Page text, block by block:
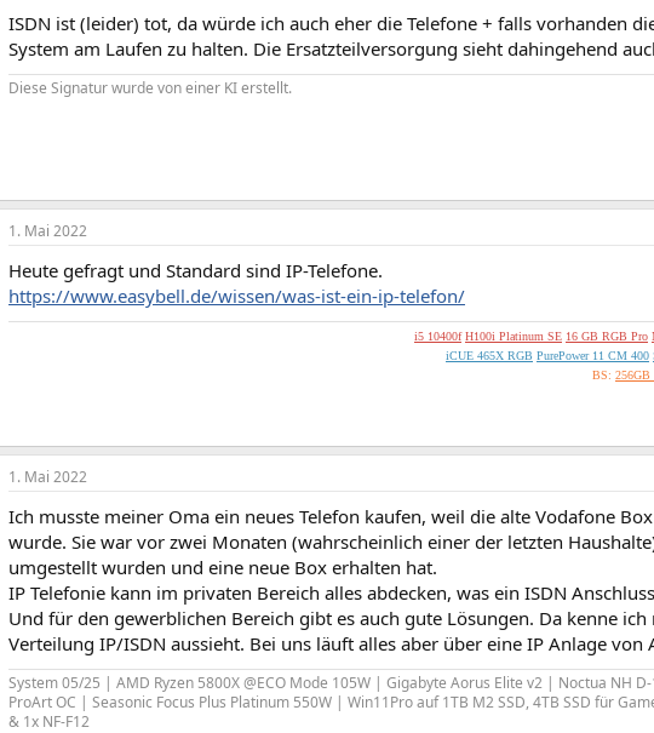
ISDN ist (leider) tot, da würde ich auch eher die Telefone + falls vorhanden
System am Laufen zu halten. Die Ersatzteilversorgung sieht dahingehend
Diese Signatur wurde von einer KI erstellt.
1. Mai 2022
Heute gefragt und Standard sind IP-Telefone.
https://www.easybell.de/wissen/was-ist-ein-ip-telefon/
i5 10400f H100i Platinum SE 16 GB RGB Pro
iCUE 465X RGB PurePower 11 CM 400
BS: 256GB
1. Mai 2022
Ich musste meiner Oma ein neues Telefon kaufen, weil die alte Vodafone
wurde. Sie war vor zwei Monaten (wahrscheinlich einer der letzten
umgestellt wurden und eine neue Box erhalten hat.
IP Telefonie kann im privaten Bereich alles abdecken, was ein ISDN
Und für den gewerblichen Bereich gibt es auch gute Lösungen. Da kenne
Verteilung IP/ISDN aussieht. Bei uns läuft alles aber über eine IP Anlage von
System 05/25 | AMD Ryzen 5800X @ECO Mode 105W | Gigabyte Aorus Elite v2 | Noctua NH
ProArt OC | Seasonic Focus Plus Platinum 550W | Win11Pro auf 1TB M2 SSD, 4TB SSD für
& 1x NF-F12